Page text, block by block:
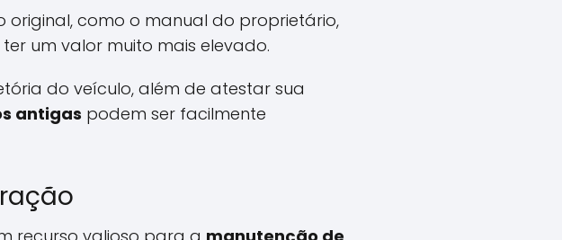
como o manual do proprietário,
um valor muito mais elevado.
do veículo, além de atestar sua
antigas podem ser facilmente